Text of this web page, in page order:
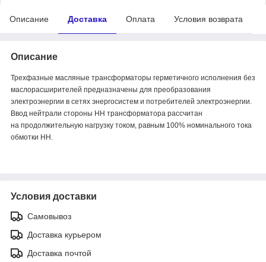
Описание Доставка Оплата Условия возврата
Описание
Трехфазные масляные трансформаторы герметичного исполнения без
маслорасширителей предназначены для преобразования
электроэнергии в сетях энергосистем и потребителей электроэнергии.
Ввод нейтрали стороны НН трансформатора рассчитан
на продолжительную нагрузку током, равным 100% номинального тока
обмотки НН.
Условия доставки
Самовывоз
Доставка курьером
Доставка почтой